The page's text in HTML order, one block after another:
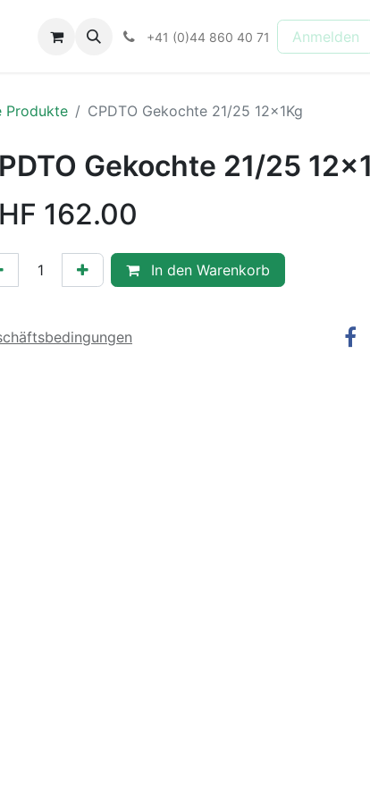
+41 (0)44 860 40 71 Anmelden
Produkte CPDTO Gekochte 21/25 12x1Kg
Gekochte 21/25
162.00
In den Warenkorb